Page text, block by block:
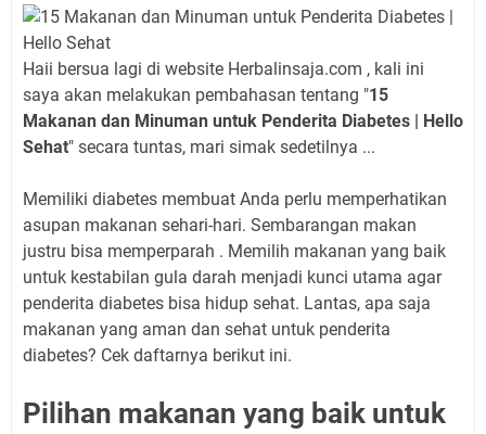
Haii bersua lagi di website Herbalinsaja.com , kali ini
saya akan melakukan pembahasan tentang "15
Makanan dan Minuman untuk Penderita Diabetes | Hello
Sehat" secara tuntas, mari simak sedetilnya ...
Memiliki diabetes membuat Anda perlu memperhatikan
asupan makanan sehari-hari. Sembarangan makan
justru bisa memperparah . Memilih makanan yang baik
untuk kestabilan gula darah menjadi kunci utama agar
penderita diabetes bisa hidup sehat. Lantas, apa saja
makanan yang aman dan sehat untuk penderita
diabetes? Cek daftarnya berikut ini.
Pilihan makanan yang baik untuk